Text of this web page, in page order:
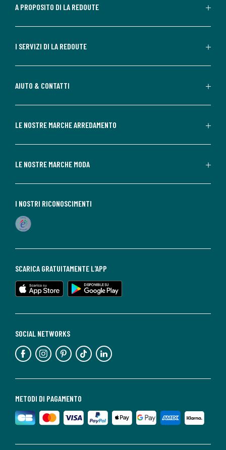
A PROPOSITO DI LA REDOUTE
I SERVIZI DI LA REDOUTE
AIUTO & CONTATTI
LE NOSTRE MARCHE ARREDAMENTO
LE NOSTRE MARCHE MODA
METODI DI PAGAMENTO
SOCIAL NETWORKS
SCARICA GRATUITAMENTE L'APP
I NOSTRI RICONOSCIMENTI